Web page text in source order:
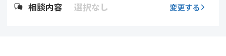
相談内容 選択なし 変更する